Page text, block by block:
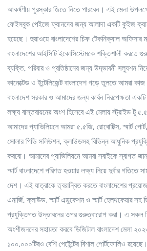
আকর্ষণীয় পুরস্কার জিতে নিতে পারবেন। এই মেলা
ফেইসবুক পেইজে ফ্যানদের জন্য আলাদা একটি কুইজ
হয়েছে। হুয়াওয়ে বাংলাদেশের চিফ টেকনিক্যাল অফিসার
বাংলাদেশের আইসিটি ইকোসিস্টেমকে শক্তিশালী করতে
ব্যক্তি, পরিবার ও প্রতিষ্ঠানের জন্য উদ্ভাবনী সল্যুশন
কানেক্টেড ও ইন্টেলিজেন্ট বাংলাদেশ গড়ে তুলতে আমরা
বাংলাদেশ সরকার ও আমাদের জন্য কার্বন নিরপেক্ষতা
লক্ষ্য বাস্তবায়নের অংশ হিসেবে এই মেলায় স্ট্রাইড টু
আমাদের প্যাভিলিয়নে আমরা ৫.৫জি, রোবোটিক্স, স্মার্ট
সোলার পিভি সলিউশন, ক্লাউডসহ বিভিন্ন আধুনিক
করবো। আমাদের প্যাভিলিয়নে আমরা সবাইকে স্বাগত
স্মার্ট বাংলাদেশে পরিণত হওয়ার লক্ষ্য নিয়ে দুর্বার গতিতে
দেশ। এই যাত্রাকে ত্বরান্বিত করতে বাংলাদেশের
এনার্জি, ক্লাউড, স্মার্ট এডুকেশন ও স্মার্ট হেলথকেয়ার সহ
প্রযুক্তিগত উদ্ভাবনের ওপর গুরুত্বারোপ করা। এ সকল
অংশীজনদের সহায়তা করবে ডিজিটাল বাংলাদেশ মেলা
১০০,০০০টিরও বেশি পেটেন্টের বিশাল পোর্টফোলিও